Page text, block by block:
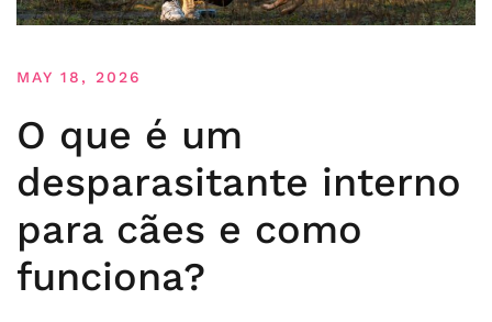
MAY 18, 2026
O que é um
desparasitante interno
para cães e como
funciona?